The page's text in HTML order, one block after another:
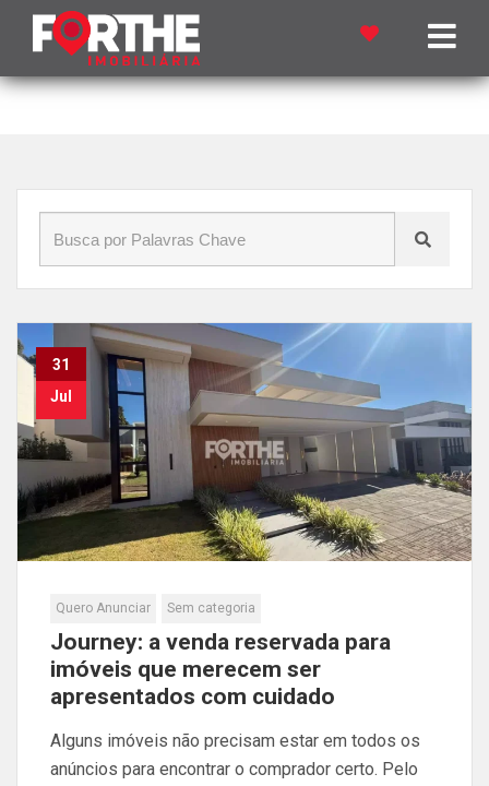
Início»Blog » alugar imóvel
31
Jul
Quero Anunciar Sem categoria
Journey: a venda reservada para
imóveis que merecem ser
apresentados com cuidado
Alguns imóveis não precisam estar em todos os
anúncios para encontrar o comprador certo. Pelo